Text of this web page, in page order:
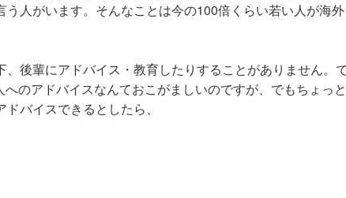
人がいます。そんなことは今の100倍くらい若い人が海外
後輩にアドバイス・教育したりすることがありません。
のアドバイスなんておこがましいのですが、でもちょっと
バイスできるとしたら、